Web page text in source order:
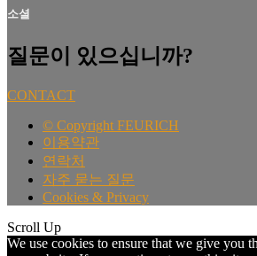
소셜
질문이 있으십니까?
CONTACT
© Copyright FEURICH
이용약관
연락처
자주 묻는 질문
Cookies & Privacy
Scroll Up
We use cookies to ensure that we give you